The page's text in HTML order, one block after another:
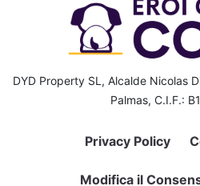
DYD Property SL, Alcalde Nicolas
Palmas, C.I.F.:
Privacy Policy
Modifica il